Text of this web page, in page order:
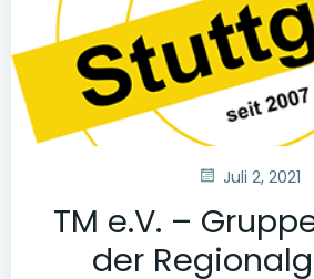
Juli 2, 2021
TM e.V. –
der